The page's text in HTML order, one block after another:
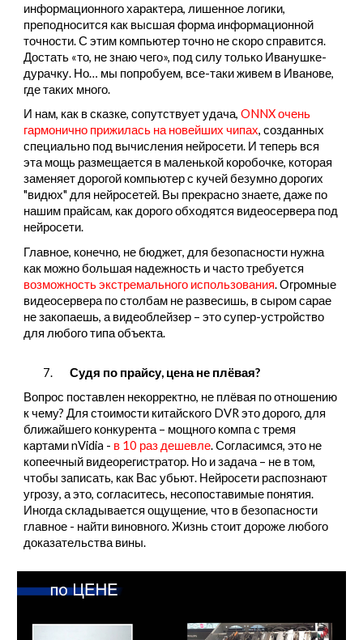
информационного характера, лишенное логики,
преподносится как высшая форма информационной
точности. С этим компьютер точно не скоро справится.
Достать «то, не знаю чего», под силу только Иванушке-
дурачку. Но… мы попробуем, все-таки живем в Иванове,
где таких много.
И нам, как в сказке, сопутствует удача,ONNXочень
гармонично прижилась на новейших чипах, созданных
специально под вычисления нейросети. И теперь вся
эта мощь размещается в маленькой коробочке, которая
заменяет дорогой компьютер с кучей безумно дорогих
"видюх" для нейросетей. Вы прекрасно знаете, даже по
нашим прайсам, как дорого обходятся видеосервера под
нейросети.
Главное, конечно, не бюджет, для безопасности нужна
как можно большая надежность и часто требуется
возможность экстремального использования. Огромные
видеосервера по столбам не развесишь, в сыром сарае
не закопаешь, а видеоблейзер – это супер-устройство
для любого типа объекта.
7.
Судя по прайсу, цена не плёвая?
Вопрос поставлен некорректно, не плёвая по отношению
к чему? Для стоимости китайского DVR это дорого, для
ближайшего конкурента – мощного компа с тремя
картами nVidia - в 10 раз дешевле. Согласимся, это не
копеечный видеорегистратор. Но и задача – не в том,
чтобы записать, как Вас убьют. Нейросети распознают
угрозу, а это, согласитесь, несопоставимые понятия.
Иногда складывается ощущение, что в безопасности
главное - найти виновного. Жизнь стоит дороже любого
доказательства вины.